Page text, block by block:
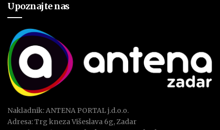
Upoznajte nas
Nakladnik: ANTENA PORTAL j.d.o.o.
Adresa: Trg kneza Višeslava 6g, Zadar